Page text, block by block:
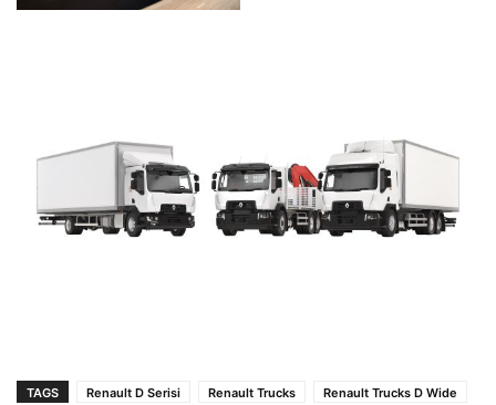
TAGS Renault D Serisi Renault Trucks
Renault Trucks D Wide